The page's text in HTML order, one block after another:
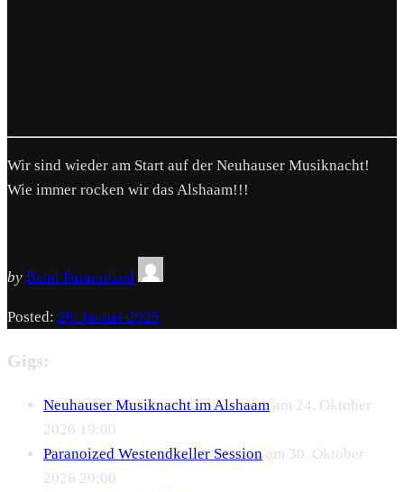
Wir sind wieder am Start auf der Neuhauser Musiknacht!
Wie immer rocken wir das Alshaam!!!
by Band Paranoized
Posted: 26. Januar 2025
Gigs:
Neuhauser Musiknacht im Alshaam am 24. Oktober
2026 19:00
Paranoized Westendkeller Session am 30. Oktober
2026 20:00